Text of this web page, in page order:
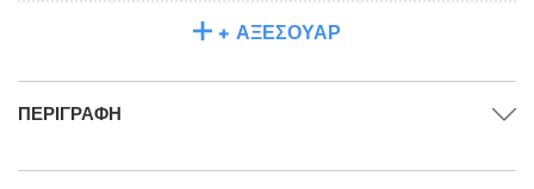
+ ΑΞΕΣΟΥΆΡ
ΠΕΡΙΓΡΑΦΉ